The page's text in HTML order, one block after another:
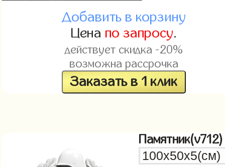
Добавить в корзину
Цена по запросу.
действует скидка -20%
возможна рассрочка
Заказать в 1 клик
Памятник(v712)